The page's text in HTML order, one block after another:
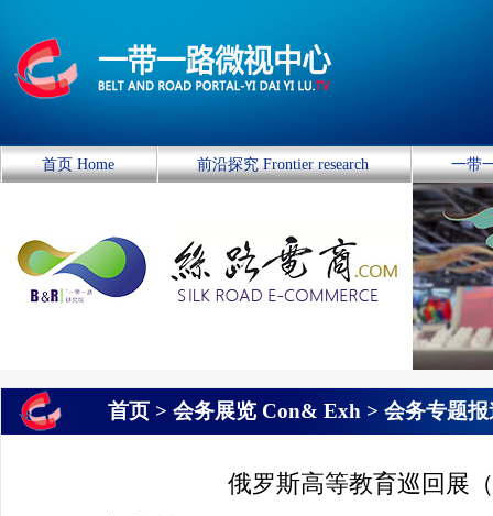
首页 Home 前沿探究 Frontier research 一带
首页 > 会务展览 Con& Exh > 会务专题报
俄罗斯高等教育巡回展